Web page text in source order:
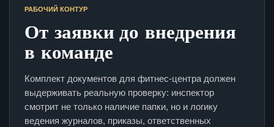
РАБОЧИЙ КОНТУР
От заявки до внедрения
в команде
Комплект документов для фитнес-центра должен
выдерживать реальную проверку: инспектор
смотрит не только наличие папки, но и логику
ведения журналов, приказы, ответственных